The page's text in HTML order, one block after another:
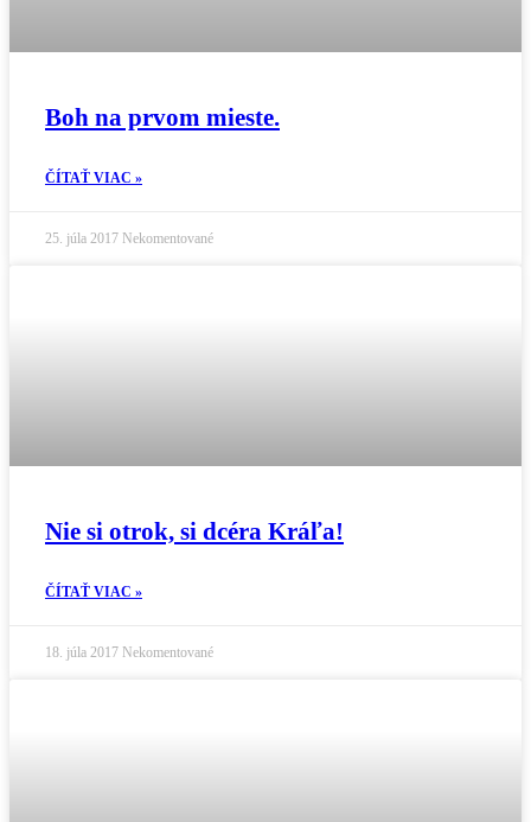
Boh na prvom mieste.
ČÍTAŤ VIAC »
25. júla 2017 Nekomentované
Nie si otrok, si dcéra Kráľa!
ČÍTAŤ VIAC »
18. júla 2017 Nekomentované